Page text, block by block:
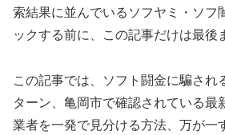
索結果に並んでいるソフヤミ・ソフ
ックする前に、この記事だけは最後
この記事では、ソフト闘金に騙され
ターン、亀岡市で確認されている最
業者を一発で見分ける方法、万が一